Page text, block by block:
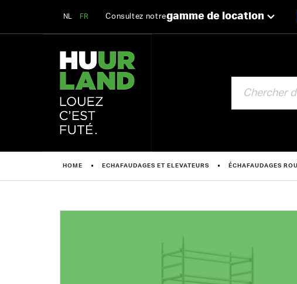
NL FR Consultez notregamme de location
HOME ECHAFAUDAGES ET ELEVATEURS ÉCHAFAUDAGES